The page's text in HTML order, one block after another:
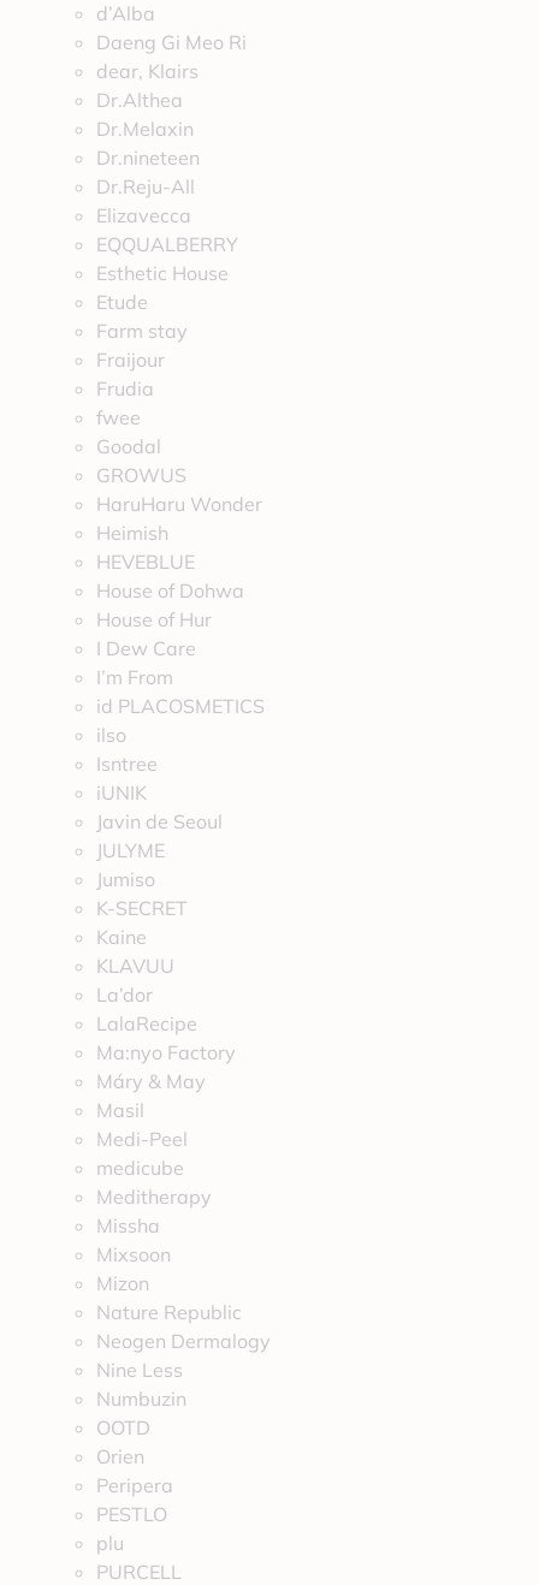
d’Alba
Daeng Gi Meo Ri
dear, Klairs
Dr.Althea
Dr.Melaxin
Dr.nineteen
Dr.Reju-All
Elizavecca
EQQUALBERRY
Esthetic House
Etude
Farm stay
Fraijour
Frudia
fwee
Goodal
GROWUS
HaruHaru Wonder
Heimish
HEVEBLUE
House of Dohwa
House of Hur
I Dew Care
I’m From
id PLACOSMETICS
ilso
Isntree
iUNIK
Javin de Seoul
JULYME
Jumiso
K-SECRET
Kaine
KLAVUU
La’dor
LalaRecipe
Ma:nyo Factory
Máry & May
Masil
Medi-Peel
medicube
Meditherapy
Missha
Mixsoon
Mizon
Nature Republic
Neogen Dermalogy
Nine Less
Numbuzin
OOTD
Orien
Peripera
PESTLO
plu
PURCELL